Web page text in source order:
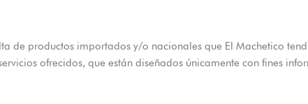
de productos importados y/o nacionales que El Machetico
ofrecidos, que están diseñados únicamente con fines